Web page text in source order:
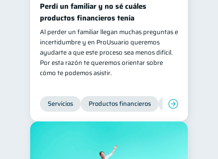
Perdí un familiar y no sé cuáles
productos financieros tenía
Al perder un familiar llegan muchas preguntas e
incertidumbre y en ProUsuario queremos
ayudarte a que este proceso sea menos difícil.
Por esta razón te queremos orientar sobre
cómo te podemos asistir.
Servicios Productos financieros Inclusión